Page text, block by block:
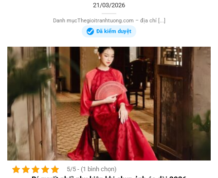
21/03/2026
Danh mụcThegioitranhtuong.com – địa chỉ [...]
Đã kiểm duyệt
5/5 - (1 bình chọn)